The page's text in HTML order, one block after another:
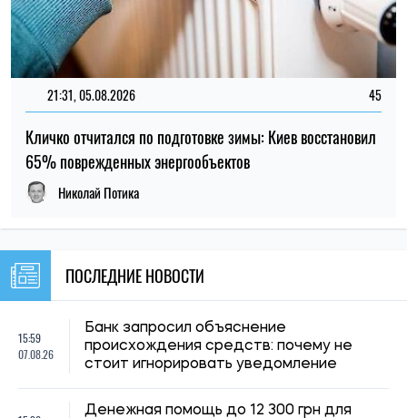
15:59
07.08.26
Банк запросил объяснение
происхождения средств: почему не
стоит игнорировать уведомление
Денежная помощь до 12 300 грн для
жителей Кривого Рога: как оформить
14:59
07.08.26
В Украине пересмотрели правила
выплаты больничных: кто не получит
14:35
07.08.26
стоят квартиры и комнаты в разных
13:59
Большинство украинцев отвергают
передачу Донбасса России в обмен на
перемирие и гарантии безопасности